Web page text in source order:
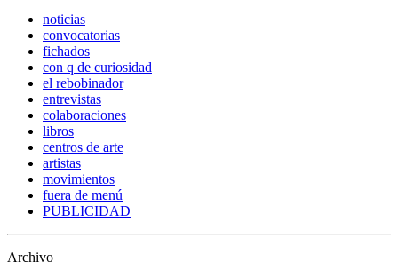
noticias
convocatorias
fichados
con q de curiosidad
el rebobinador
entrevistas
colaboraciones
libros
centros de arte
artistas
movimientos
fuera de menú
PUBLICIDAD
Archivo